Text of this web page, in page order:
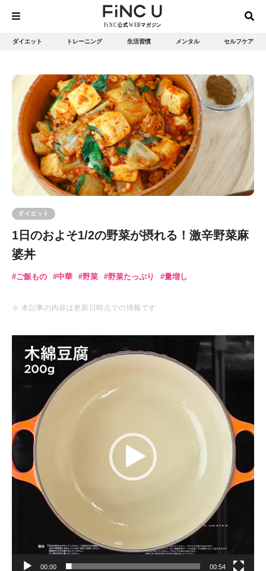
ダイエット トレーニング 生活習慣 メンタル セルフケア
ダイエット
1日のおよそ1/2の野菜が摂れる！激辛野菜麻
婆丼
ご飯もの 中華 野菜 野菜たっぷり 量増し
※ 本記事の内容は更新日時点での情報です
00:00 00:54